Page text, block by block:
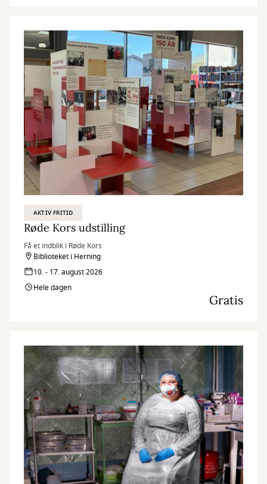
AKTIV FRITID
Røde Kors udstilling
Få et indblik i Røde Kors
Biblioteket i Herning
10. - 17. august 2026
Hele dagen
Gratis